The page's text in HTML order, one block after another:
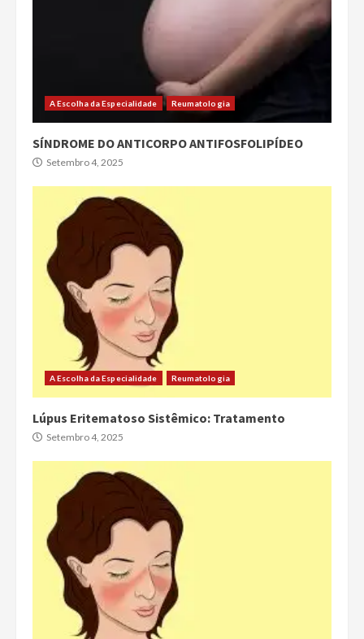
A Escolha da Especialidade Reumatologia
SÍNDROME DO ANTICORPO ANTIFOSFOLIPÍDEO
Setembro 4, 2025
A Escolha da Especialidade Reumatologia
Lúpus Eritematoso Sistêmico: Tratamento
Setembro 4, 2025